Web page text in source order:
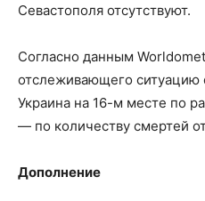
Севастополя отсутствуют.
Согласно данным
отслеживающего ситуацию
Украина на 16-м месте по
— по количеству смертей
Дополнение